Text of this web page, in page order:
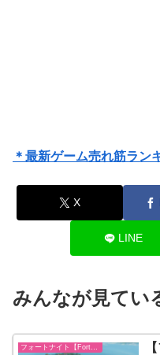
＊最新ゲーム売れ筋ラン
X
LINE
みんなが見てい